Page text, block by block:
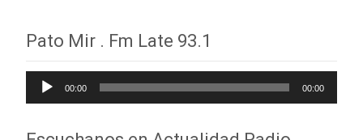
Pato Mir . Fm Late 93.1
Reproductor
de
00:00 00:00